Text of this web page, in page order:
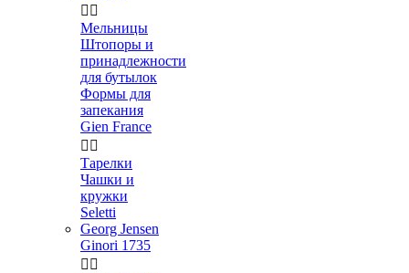
 
Мельницы
Штопоры и
принадлежности
для бутылок
Формы для
запекания
Gien France
 
Тарелки
Чашки и
кружки
Seletti
Georg Jensen
Ginori 1735
 